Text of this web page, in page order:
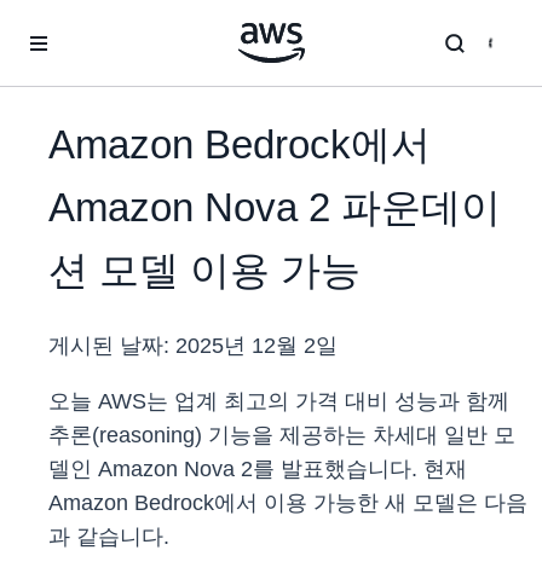
Amazon Bedrock에서
Amazon Nova 2 파운데이
션 모델 이용 가능
게시된 날짜: 2025년 12월 2일
오늘 AWS는 업계 최고의 가격 대비 성능과 함께
추론(reasoning) 기능을 제공하는 차세대 일반 모
델인 Amazon Nova 2를 발표했습니다. 현재
Amazon Bedrock에서 이용 가능한 새 모델은 다음
과 같습니다.